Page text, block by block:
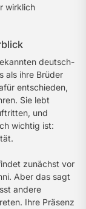
wirklich
deutsch-
als ihre Brüder
entschieden,
Sie lebt
und
wichtig ist:
zunächst vor
Aber das sagt
andere
Ihre Präsenz